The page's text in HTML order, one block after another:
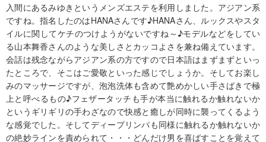
入間にあるみゆきというメンズエステを利用しました。アジアン系
ですね。指名したのはHANAさんです♪HANAさん、ルックスやスタ
イルに関してケチのつけようがないですね～♪モデルなどをしてい
る山本舞香さんのような美しさとカッコよさを兼ね備えています。
会話は残念ながらアジアン系の方ですので日本語はまずまずといっ
たところで、そこはご愛敬といった感じでしょうか。そしてお楽し
みのマッサージですが、泡泡洗体も含めて艶めかしい手さばきで極
上と呼べるもの♪フェザータッチも手が本当に触れるか触れないか
というギリギリの手わざなので快感と癒しが同時に襲ってくるよう
な感覚でした。そしてディープリンパも同様に触れるか触れないか
の絶妙ラインを責められて・・・どんだけ男を喜ばすことを覚えて